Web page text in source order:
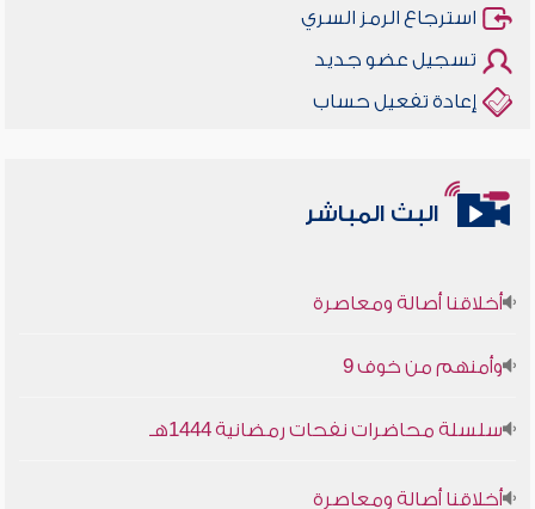
استرجاع الرمز السري
تسجيل عضو جديد
إعادة تفعيل حساب
البث المباشر
أخلاقنا أصالة ومعاصرة
وأمنهم من خوف 9
سلسلة محاضرات نفحات رمضانية 1444هـ
أخلاقنا أصالة ومعاصرة